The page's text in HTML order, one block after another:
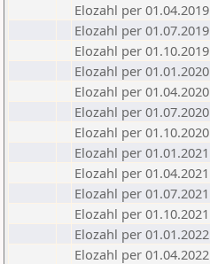
Elozahl per 01.04.2019
Elozahl per 01.07.2019
Elozahl per 01.10.2019
Elozahl per 01.01.2020
Elozahl per 01.04.2020
Elozahl per 01.07.2020
Elozahl per 01.10.2020
Elozahl per 01.01.2021
Elozahl per 01.04.2021
Elozahl per 01.07.2021
Elozahl per 01.10.2021
Elozahl per 01.01.2022
Elozahl per 01.04.2022